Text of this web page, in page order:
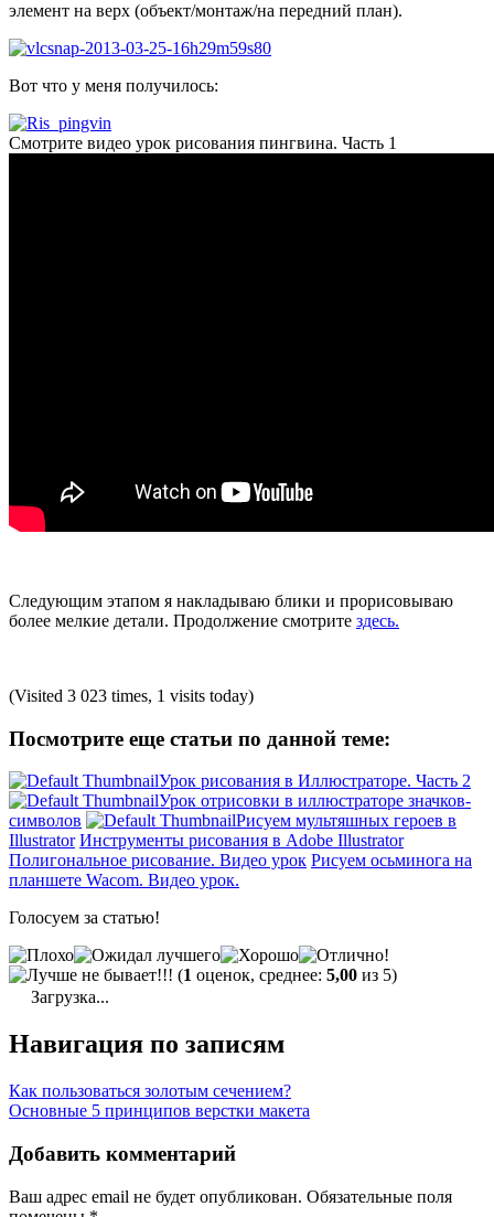
элемент на верх (объект/монтаж/на передний план).
Вот что у меня получилось:
Смотрите видео урок рисования пингвина. Часть 1
Следующим этапом я накладываю блики и прорисовываю
более мелкие детали. Продолжение смотрите здесь.
(Visited 3 023 times, 1 visits today)
Посмотрите еще статьи по данной теме:
Урок рисования в Иллюстраторе. Часть 2
Урок отрисовки в иллюстраторе значков-
символов
Рисуем мультяшных героев в
Illustrator Инструменты рисования в Adobe Illustrator
Полигональное рисование. Видео урок Рисуем осьминога на
планшете Wacom. Видео урок.
Голосуем за статью!
(1 оценок, среднее: 5,00 из 5)
Загрузка...
Навигация по записям
Как пользоваться золотым сечением?
Основные 5 принципов верстки макета
Добавить комментарий
Ваш адрес email не будет опубликован. Обязательные поля